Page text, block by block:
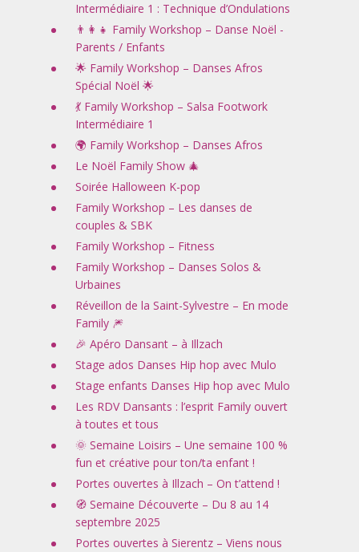
Intermédiaire 1 : Technique d’Ondulations
👨‍👩‍👧 Family Workshop – Danse Noël -
Parents / Enfants
🌟 Family Workshop – Danses Afros
Spécial Noël 🌟
💃 Family Workshop – Salsa Footwork
Intermédiaire 1
🌍 Family Workshop – Danses Afros
Le Noël Family Show 🎄
Soirée Halloween K-pop
Family Workshop – Les danses de
couples & SBK
Family Workshop – Fitness
Family Workshop – Danses Solos &
Urbaines
Réveillon de la Saint-Sylvestre – En mode
Family 🎆
🎉 Apéro Dansant – à Illzach
Stage ados Danses Hip hop avec Mulo
Stage enfants Danses Hip hop avec Mulo
Les RDV Dansants : l’esprit Family ouvert
à toutes et tous
🌞 Semaine Loisirs – Une semaine 100 %
fun et créative pour ton/ta enfant !
Portes ouvertes à Illzach – On t’attend !
🧭 Semaine Découverte – Du 8 au 14
septembre 2025
Portes ouvertes à Sierentz – Viens nous